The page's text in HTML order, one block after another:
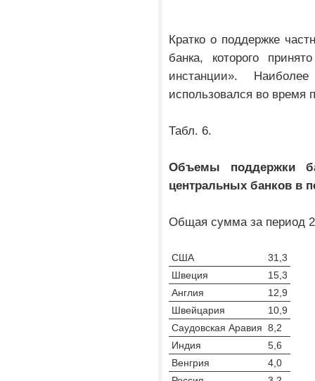
Кратко о поддержке
банка, которого
инстанции».
использовался во время
Табл. 6.
Объемы поддержки
центральных банков в
Общая сумма за период
США
31,3
Швеция
15,3
Англия
12,9
Швейцария
10,9
Саудовская Аравия 8,2
Индия
5,6
Венгрия
4,0